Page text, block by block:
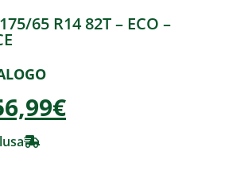
65 R14 82T – ECO –